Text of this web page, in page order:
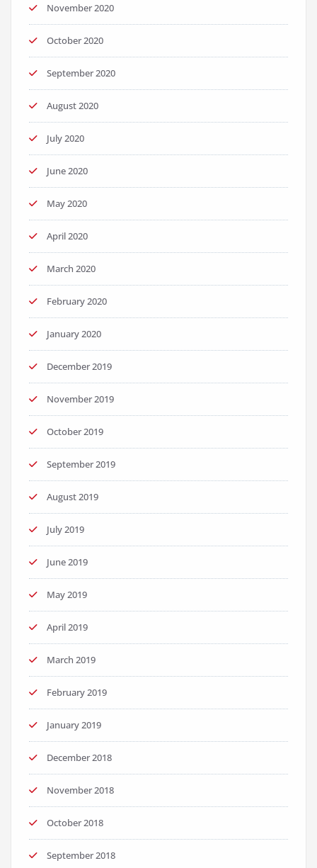
November 2020
October 2020
September 2020
August 2020
July 2020
June 2020
May 2020
April 2020
March 2020
February 2020
January 2020
December 2019
November 2019
October 2019
September 2019
August 2019
July 2019
June 2019
May 2019
April 2019
March 2019
February 2019
January 2019
December 2018
November 2018
October 2018
September 2018